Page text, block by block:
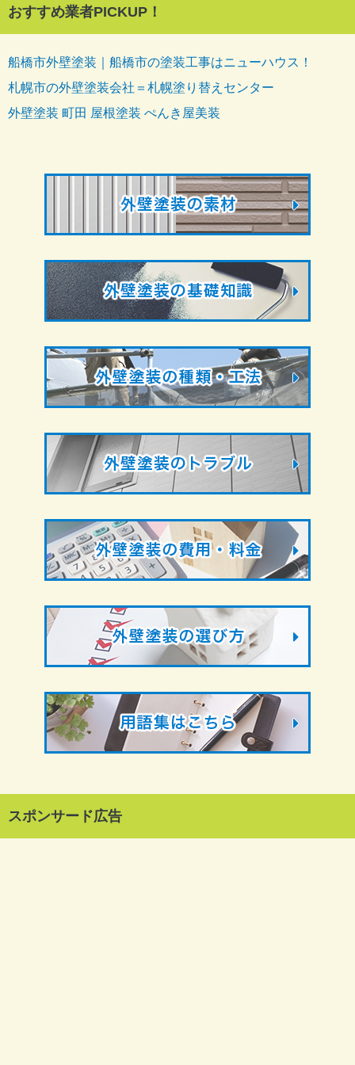
おすすめ業者PICKUP！
船橋市外壁塗装｜船橋市の塗装工事はニューハウス！
札幌市の外壁塗装会社＝札幌塗り替えセンター
外壁塗装 町田 屋根塗装 ぺんき屋美装
スポンサード広告